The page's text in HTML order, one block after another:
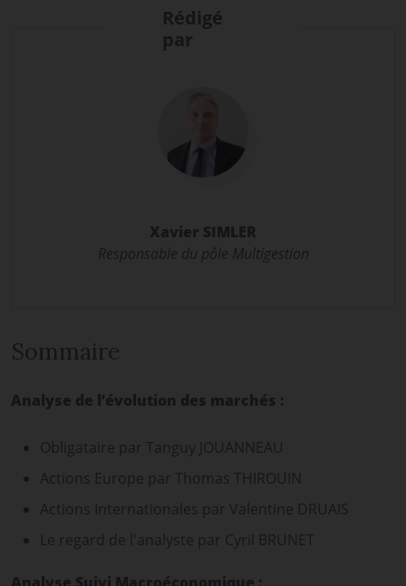
Rédigé
par
Xavier SIMLER
Responsable du pôle Multigestion
Sommaire
Analyse de l’évolution des marchés :
Obligataire par Tanguy JOUANNEAU
Actions Europe par Thomas THIROUIN
Actions Internationales par Valentine DRUAIS
Le regard de l'analyste par Cyril BRUNET